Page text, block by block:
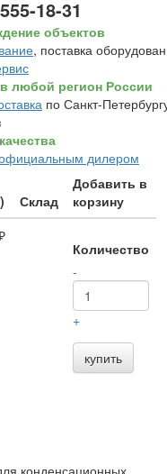
18-31
объектов
, поставка
любой регион России
по Санкт-
дилером
Склад
Добавить в
корзину
Количество
-
+
купить
конденсационных